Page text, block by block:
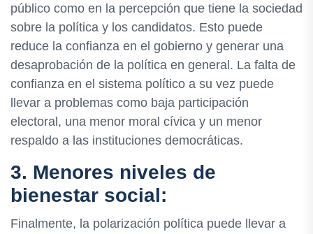
público como en la percepción que tiene la sociedad
sobre la política y los candidatos. Esto puede
reduce la confianza en el gobierno y generar una
desaprobación de la política en general. La falta de
confianza en el sistema político a su vez puede
llevar a problemas como baja participación
electoral, una menor moral cívica y un menor
respaldo a las instituciones democráticas.
3. Menores niveles de
bienestar social:
Finalmente, la polarización política puede llevar a